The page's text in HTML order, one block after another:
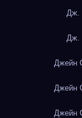
Дж.
Дж.
Джейн
Джейн
Джейн